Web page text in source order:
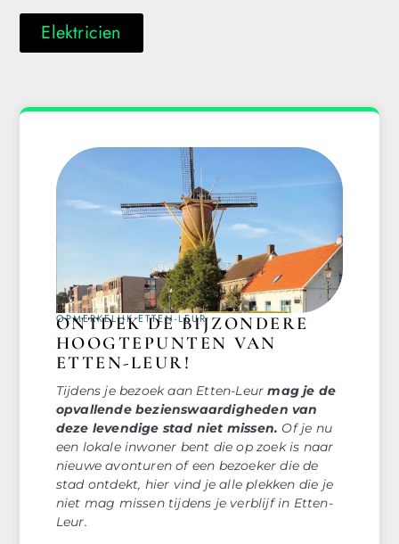
Elektricien
OPMERKELIJK ETTEN-LEUR
ONTDEK DE BIJZONDERE
HOOGTEPUNTEN VAN
ETTEN-LEUR!
Tijdens je bezoek aan Etten-Leurmag je de
opvallende bezienswaardigheden van
deze levendige stad niet missen. Of je nu
een lokale inwoner bent die op zoek is naar
nieuwe avonturen of een bezoeker die de
stad ontdekt, hier vind je alle plekken die je
niet mag missen tijdens je verblijf in Etten-
Leur.